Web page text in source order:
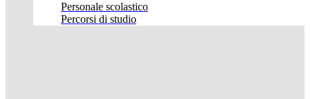
Personale scolastico
Percorsi di studio